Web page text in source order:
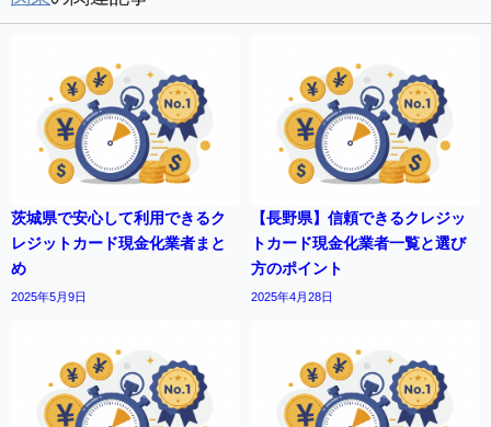
茨城県で安心して利用できるク
レジットカード現金化業者まと
め
2025年5月9日
【長野県】信頼できるクレジッ
トカード現金化業者一覧と選び
方のポイント
2025年4月28日